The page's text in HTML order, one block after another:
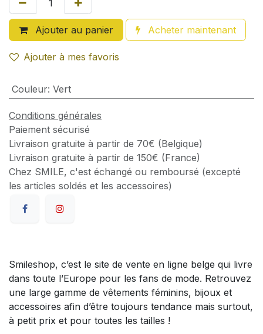
Ajouter au panier Acheter maintenant
Ajouter à mes favoris
Couleur: Vert
Conditions générales
Paiement sécurisé
Livraison gratuite à partir de 70€ (Belgique)
Livraison gratuite à partir de 150€ (France)
Chez SMILE, c'est échangé ou remboursé (excepté
les articles soldés et les accessoires)
Smileshop, c’est le site de vente en ligne belge qui livre
dans toute l’Europe pour les fans de mode. Retrouvez
une large gamme de vêtements féminins, bijoux et
accessoires afin d’être toujours tendance mais surtout,
à petit prix et pour toutes les tailles !